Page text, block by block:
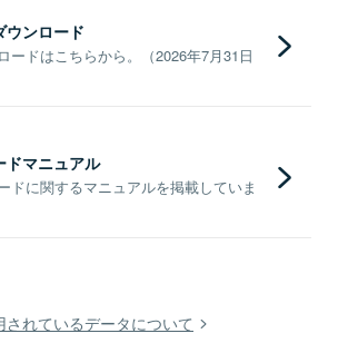
ウンロード
ードはこちらから。（2026年7月31日
ドマニュアル
ドに関するマニュアルを掲載していま
れているデータについて